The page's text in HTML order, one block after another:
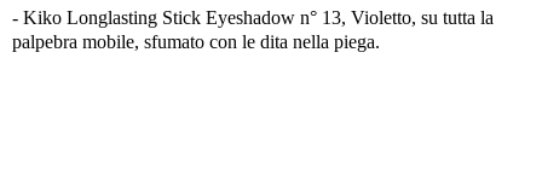
- Kiko Longlasting Stick Eyeshadow n° 13, Violetto, su tutta la
palpebra mobile, sfumato con le dita nella piega.